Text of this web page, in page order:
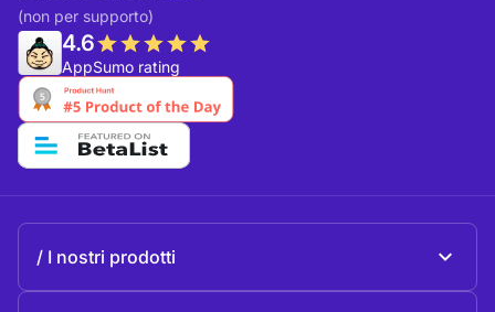
(non per supporto)
4.6
AppSumo rating
I nostri prodotti